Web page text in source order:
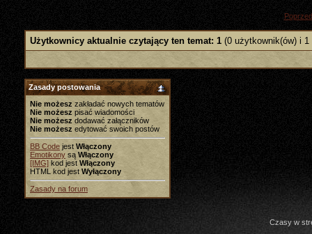
Użytkownicy aktualnie czytający ten temat: 1 (0 użytkownik(ów) i 1
Zasady postowania
Nie możesz zakładać nowych tematów
Nie możesz pisać wiadomości
Nie możesz dodawać załączników
Nie możesz edytować swoich postów
BB Code jest Włączony
Emotikony są Włączony
[IMG] kod jest Włączony
HTML kod jest Wyłączony
Zasady na forum
Czasy w